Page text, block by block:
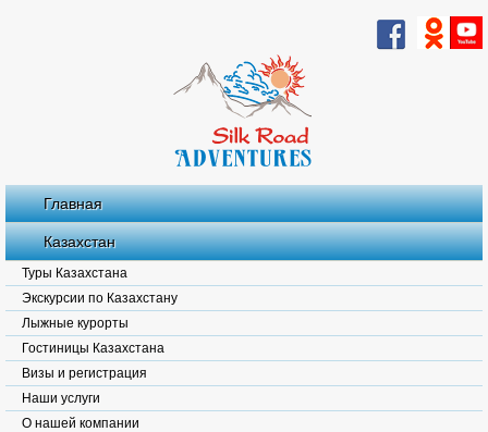
Главная
Казахстан
Туры Казахстана
Экскурсии по Казахстану
Лыжные курорты
Гостиницы Казахстана
Визы и регистрация
Наши услуги
О нашей компании